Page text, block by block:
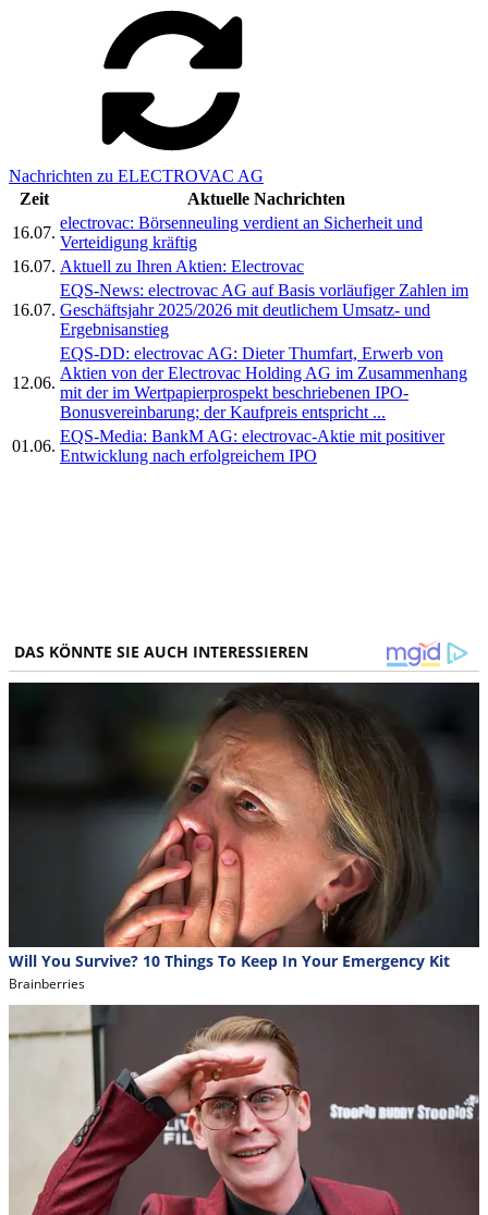
Nachrichten zu ELECTROVAC AG
Zeit
Aktuelle Nachrichten
16.07.
electrovac: Börsenneuling verdient an Sicherheit und
Verteidigung kräftig
16.07. Aktuell zu Ihren Aktien: Electrovac
16.07.
EQS-News: electrovac AG auf Basis vorläufiger Zahlen im
Geschäftsjahr 2025/2026 mit deutlichem Umsatz- und
Ergebnisanstieg
12.06.
EQS-DD: electrovac AG: Dieter Thumfart, Erwerb von
Aktien von der Electrovac Holding AG im Zusammenhang
mit der im Wertpapierprospekt beschriebenen IPO-
Bonusvereinbarung; der Kaufpreis entspricht ...
01.06.
EQS-Media: BankM AG: electrovac-Aktie mit positiver
Entwicklung nach erfolgreichem IPO